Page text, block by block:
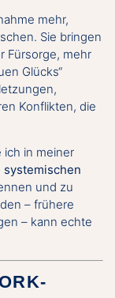
mehr,
Sie bringen
Fürsorge, mehr
Glücks“
Konflikten, die
ich in meiner
systemischen
und zu
– frühere
– kann echte